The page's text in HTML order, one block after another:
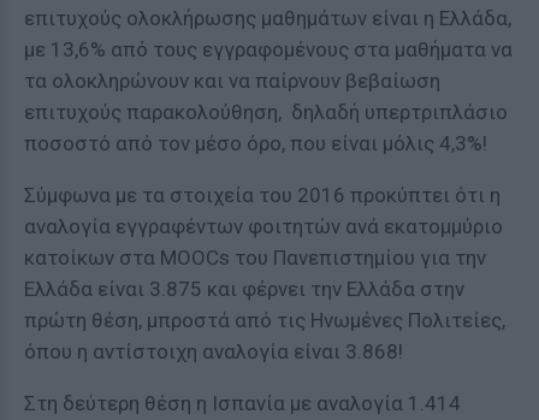
επιτυχούς ολοκλήρωσης μαθημάτων είναι η Ελλάδα,
με 13,6% από τους εγγραφομένους στα μαθήματα να
τα ολοκληρώνουν και να παίρνουν βεβαίωση
επιτυχούς παρακολούθηση, δηλαδή υπερτριπλάσιο
ποσοστό από τον μέσο όρο, που είναι μόλις 4,3%!
Σύμφωνα με τα στοιχεία του 2016 προκύπτει ότι η
αναλογία εγγραφέντων φοιτητών ανά εκατομμύριο
κατοίκων στα MOOCs του Πανεπιστημίου για την
Ελλάδα είναι 3.875 και φέρνει την Ελλάδα στην
πρώτη θέση, μπροστά από τις Ηνωμένες Πολιτείες,
όπου η αντίστοιχη αναλογία είναι 3.868!
Στη δεύτερη θέση η Ισπανία με αναλογία 1.414